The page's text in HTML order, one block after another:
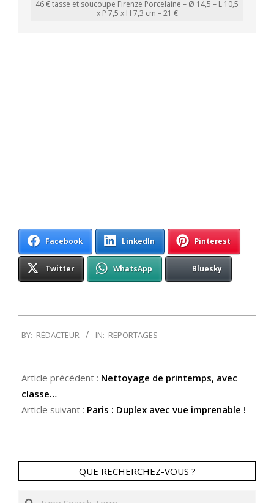
46 € tasse et soucoupe Firenze Porcelaine – Ø 14,5 – L 10,5
x P 7,5 x H 7,3 cm – 21 €
Facebook LinkedIn Pinterest
Twitter WhatsApp Bluesky
01-
08
BY: RÉDACTEUR IN: REPORTAGES
Article précédent : Nettoyage de printemps, avec
classe…
Article suivant : Paris : Duplex avec vue imprenable !
QUE RECHERCHEZ-VOUS ?
Search